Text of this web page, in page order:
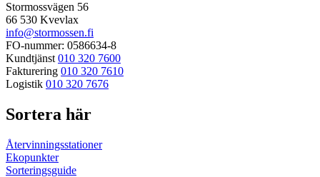
Stormossvägen 56
66 530 Kvevlax
info@stormossen.fi
FO-nummer: 0586634-8
Kundtjänst 010 320 7600
Fakturering 010 320 7610
Logistik 010 320 7676
Sortera här
Återvinningsstationer
Ekopunkter
Sorteringsguide